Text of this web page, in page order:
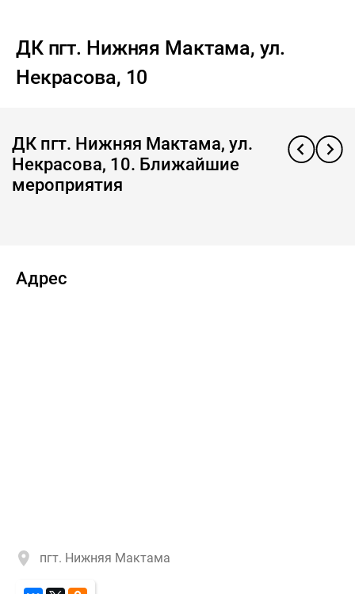
ДК пгт. Нижняя Мактама, ул.
Некрасова, 10
ДК пгт. Нижняя Мактама, ул.
Некрасова, 10. Ближайшие
мероприятия
Адрес
пгт. Нижняя Мактама